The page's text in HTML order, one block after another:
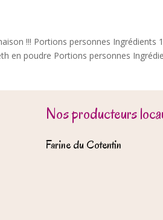
!!! Portions personnes Ingrédients
en poudre Portions personnes
Nos producteurs
Farine du Cotentin